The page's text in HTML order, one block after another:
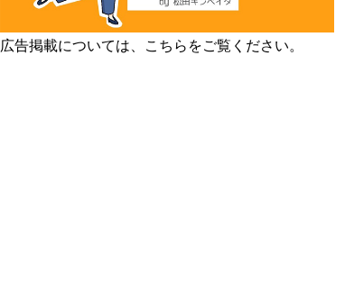
広告掲載については、こちらをご覧ください。